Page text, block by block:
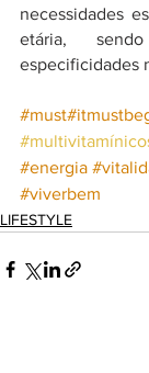
necessidades
etária,
especificidades
#must
#energia
#viverbem
LIFESTYLE